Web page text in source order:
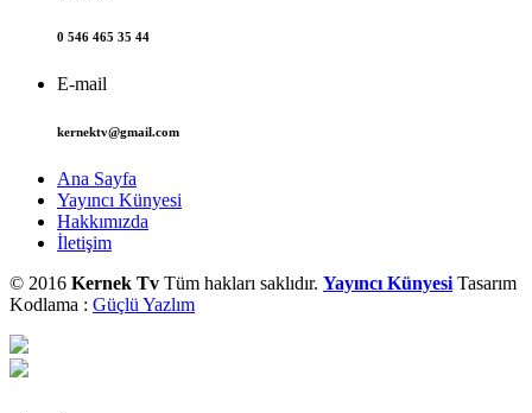
0 546 465 35 44
E-mail
kernektv@gmail.com
Ana Sayfa
Yayıncı Künyesi
Hakkımızda
İletişim
© 2016 Kernek Tv Tüm hakları saklıdır. Yayıncı Künyesi Tasarım
Kodlama : Güçlü Yazlım